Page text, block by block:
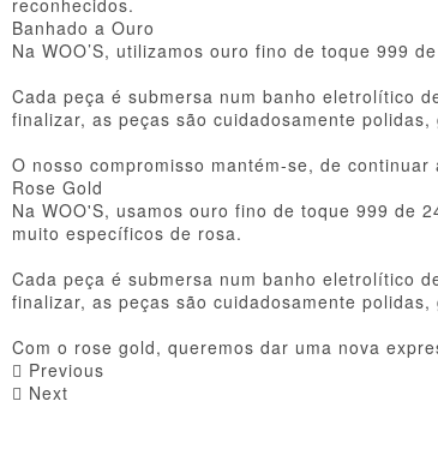
Banhado a Ouro
Na WOO’S, utilizamos ouro fino de toque 999
Cada peça é submersa num banho eletrolítico
finalizar, as peças são cuidadosamente
O nosso compromisso mantém-se, de
Rose Gold
Na WOO'S, usamos ouro fino de toque 999 de
muito específicos de rosa.
Cada peça é submersa num banho eletrolítico
finalizar, as peças são cuidadosamente
Com o rose gold, queremos dar uma nova
Previous
Next